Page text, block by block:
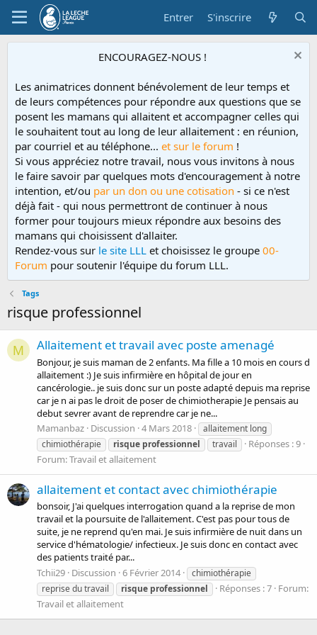
Entrer S'inscrire
ENCOURAGEZ-NOUS !
Les animatrices donnent bénévolement de leur temps et
de leurs compétences pour répondre aux questions que se
posent les mamans qui allaitent et accompagner celles qui
le souhaitent tout au long de leur allaitement : en réunion,
par courriel et au téléphone... et sur le forum !
Si vous appréciez notre travail, nous vous invitons à nous
le faire savoir par quelques mots d'encouragement à notre
intention, et/ou par un don ou une cotisation - si ce n'est
déjà fait - qui nous permettront de continuer à nous
former pour toujours mieux répondre aux besoins des
mamans qui choisissent d'allaiter.
Rendez-vous sur le site LLL et choisissez le groupe 00-
Forum pour soutenir l'équipe du forum LLL.
Tags
risque professionnel
M Allaitement et travail avec poste amenagé
Bonjour, je suis maman de 2 enfants. Ma fille a 10 mois en cours d
allaitement :) Je suis infirmière en hôpital de jour en
cancérologie.. je suis donc sur un poste adapté depuis ma reprise
car je n ai pas le droit de poser de chimiotherapie Je pensais au
debut sevrer avant de reprendre car je ne...
Mamanbaz Discussion 4 Mars 2018
allaitement long
chimiothérapie
risque professionnel travail
Réponses : 9
Forum:Travail et allaitement
allaitement et contact avec chimiothérapie
bonsoir, J'ai quelques interrogation quand a la reprise de mon
travail et la poursuite de l'allaitement. C'est pas pour tous de
suite, je ne reprend qu'en mai. Je suis infirmière de nuit dans un
service d'hématologie/ infectieux. Je suis donc en contact avec
des patients traité par...
Tchii29 Discussion 6 Février 2014
chimiothérapie
reprise du travail
risque professionnel Réponses : 7 Forum:
Travail et allaitement